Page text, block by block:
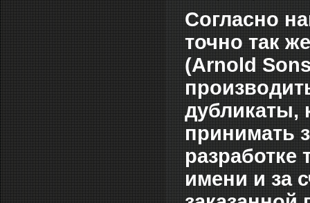
Согласно
точно так
(Аrnold
дубликаты,
принимать
разработке
имени и за